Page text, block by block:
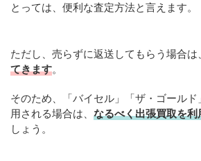
とっては、便利な査定方法と言えます。
ただし、売らずに返送してもらう場合は、
てきます。
そのため、「バイセル」「ザ・ゴール
用される場合は、 なるべく出張買取を
しょう。